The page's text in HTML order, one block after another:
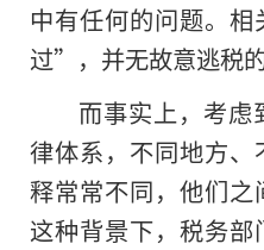
中有任何的问题。
过”，并无故意逃税的
而事实上，考虑
律体系，不同地方
释常常不同，他们
这种背景下，税务